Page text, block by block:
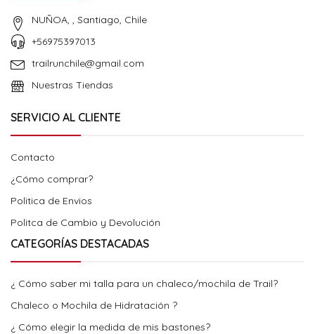
NUÑOA, , Santiago, Chile
+56975397013
trailrunchile@gmail.com
Nuestras Tiendas
SERVICIO AL CLIENTE
Contacto
¿Cómo comprar?
Politica de Envios
Politca de Cambio y Devolución
CATEGORÍAS DESTACADAS
¿ Cómo saber mi talla para un chaleco/mochila de Trail?
Chaleco o Mochila de Hidratación ?
¿ Cómo elegir la medida de mis bastones?